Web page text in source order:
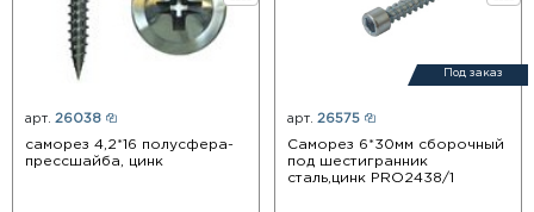
арт. 26038
саморез 4,2*16 полусфера-
прессшайба, цинк
Под заказ
арт. 26575
Саморез 6*30мм сборочный
под шестигранник
сталь,цинк PRO2438/1